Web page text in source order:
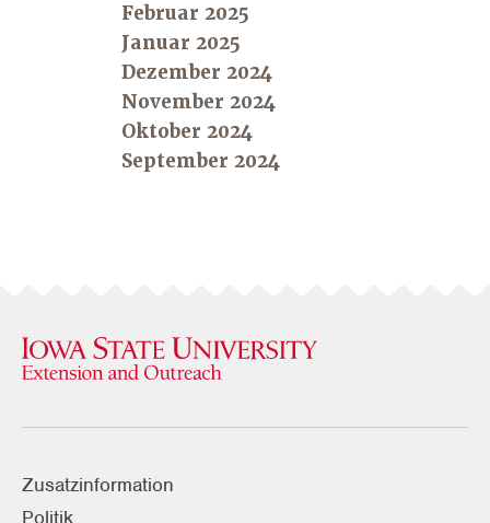
Februar 2025
Januar 2025
Dezember 2024
November 2024
Oktober 2024
September 2024
Zusatzinformation
Politik